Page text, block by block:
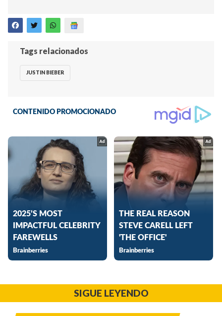
Tags relacionados
JUSTIN BIEBER
SIGUE LEYENDO